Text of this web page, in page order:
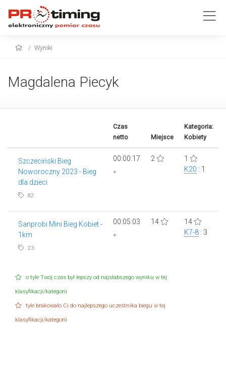
Wyniki
Magdalena Piecyk
Czas
netto
Miejsce
Kategoria:
Kobiety
Szczeciński Bieg
Noworoczny 2023 - Bieg
dla dzieci
82
00:00:17
+
2
1
K20 : 1
Sanprobi Mini Bieg Kobiet -
1km
23
00:05:03
+
14
14
K7-8: 3
o tyle Twój czas był lepszy od najsłabszego wyniku w tej
klasyfikacji/kategorii
tyle brakowało Ci do najlepszego uczestnika biegu w tej
klasyfikacji/kategorii